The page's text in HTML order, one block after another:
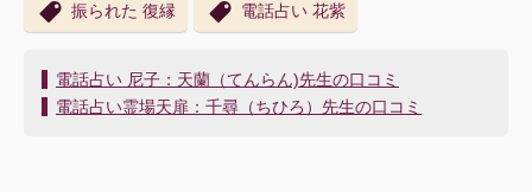
振られた 復縁 電話占い 花紫
投
稿
電話占い 尼子：天蘭（てんらん)先生の口コミ
電話占い霊場天扉：千尋（ちひろ）先生の口コミ